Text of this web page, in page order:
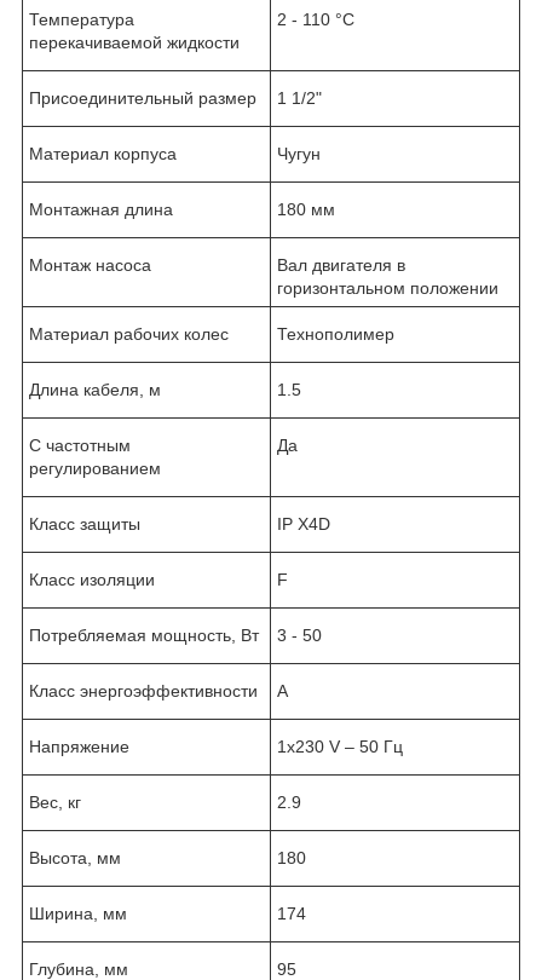
Температура
перекачиваемой жидкости
2 - 110 °C
Присоединительный размер 1 1/2"
Материал корпуса Чугун
Монтажная длина 180 мм
Монтаж насоса
Вал двигателя в
горизонтальном положении
Материал рабочих колес Технополимер
Длина кабеля, м 1.5
С частотным
регулированием
Да
Класс защиты IP X4D
Класс изоляции F
Потребляемая мощность, Вт 3 - 50
Класс энергоэффективности A
Напряжение 1х230 V – 50 Гц
Вес, кг 2.9
Высота, мм 180
Ширина, мм 174
Глубина, мм 95